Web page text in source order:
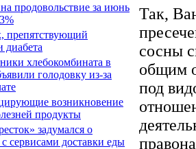
продовольствие за июнь
препятствующий
диабета
хлебокомбината в
голодовку из-за
возникновение
продукты
задумался о
с сервисами доставки еды
Так,
сосны
общим
под